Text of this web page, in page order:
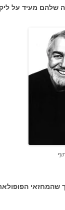
שלהם מעיד על
שהמחזאי